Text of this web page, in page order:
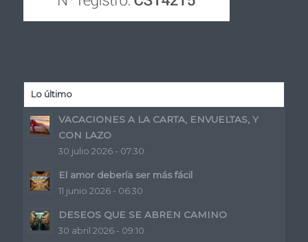
Lo último
VACACIONES A LA CARTA, ENVUELTAS, Y
CON LAZO
30 julio 2026 - 07:30
El amor debería ser más fácil
11 junio 2026 - 06:30
DESEOS QUE SE ABREN CAMINO
30 abril 2026 - 09:10